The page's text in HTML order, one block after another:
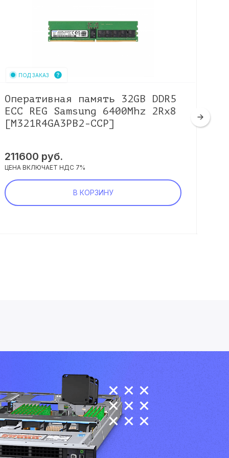
ПОД ЗАКАЗ
Оперативная память 32GB DDR5
ECC REG Samsung 6400Mhz 2Rx8
[M321R4GA3PB2-CCP]
211600 руб.
ЦЕНА ВКЛЮЧАЕТ НДС 7%
В КОРЗИНУ